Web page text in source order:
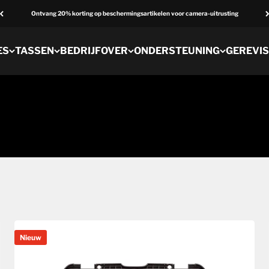
Ontvang 20% korting op beschermingsartikelen voor camera-uitrusting
TASSEN BEDRIJFOVER ONDERSTEUNING
Nieuw